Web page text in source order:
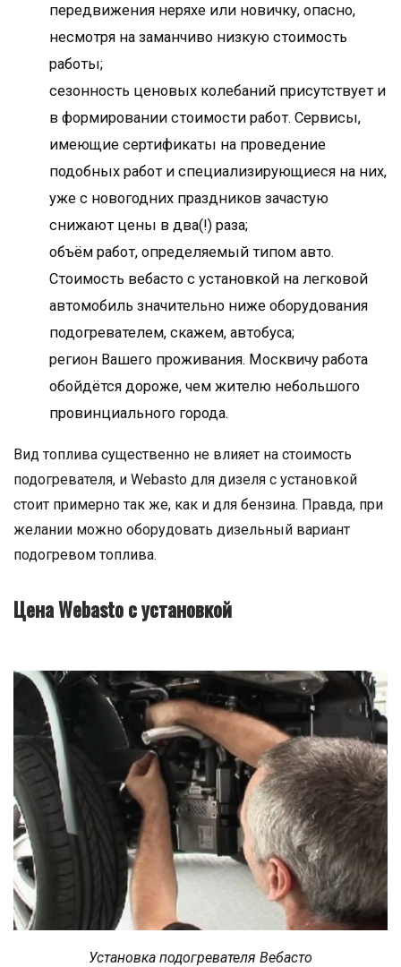
передвижения неряхе или новичку, опасно,
несмотря на заманчиво низкую стоимость
работы;
сезонность ценовых колебаний присутствует и
в формировании стоимости работ. Сервисы,
имеющие сертификаты на проведение
подобных работ и специализирующиеся на них,
уже с новогодних праздников зачастую
снижают цены в два(!) раза;
объём работ, определяемый типом авто.
Стоимость вебасто с установкой на легковой
автомобиль значительно ниже оборудования
подогревателем, скажем, автобуса;
регион Вашего проживания. Москвичу работа
обойдётся дороже, чем жителю небольшого
провинциального города.
Вид топлива существенно не влияет на стоимость
подогревателя, и Webasto для дизеля с установкой
стоит примерно так же, как и для бензина. Правда, при
желании можно оборудовать дизельный вариант
подогревом топлива.
Цена Webasto с установкой
Установка подогревателя Вебасто